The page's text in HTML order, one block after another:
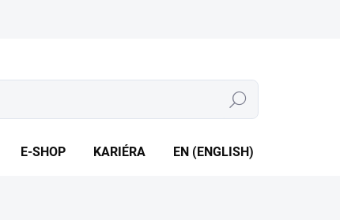
Hledat
E-SHOP KARIÉRA EN (ENGLISH)